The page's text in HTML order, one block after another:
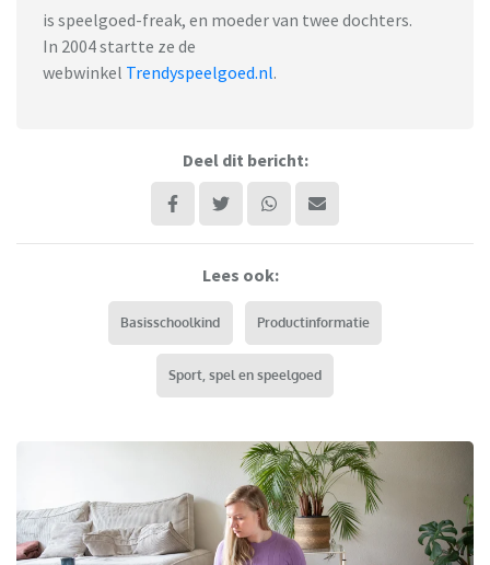
is speelgoed-freak, en moeder van twee dochters.
In 2004 startte ze de
webwinkel Trendyspeelgoed.nl.
Deel dit bericht:
Lees ook:
Basisschoolkind Productinformatie
Sport, spel en speelgoed